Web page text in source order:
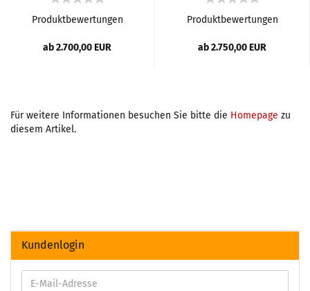
Produktbewertungen
ab 2.700,00 EUR
Produktbewertungen
ab 2.750,00 EUR
Für weitere Informationen besuchen Sie bitte die Homepage zu
diesem Artikel.
Kundenlogin